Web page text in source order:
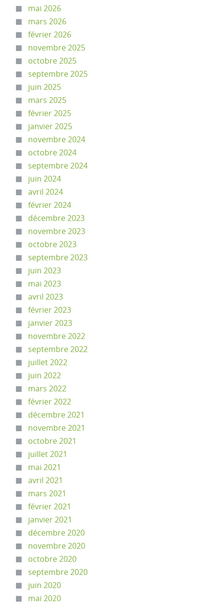
mai 2026
mars 2026
février 2026
novembre 2025
octobre 2025
septembre 2025
juin 2025
mars 2025
février 2025
janvier 2025
novembre 2024
octobre 2024
septembre 2024
juin 2024
avril 2024
février 2024
décembre 2023
novembre 2023
octobre 2023
septembre 2023
juin 2023
mai 2023
avril 2023
février 2023
janvier 2023
novembre 2022
septembre 2022
juillet 2022
juin 2022
mars 2022
février 2022
décembre 2021
novembre 2021
octobre 2021
juillet 2021
mai 2021
avril 2021
mars 2021
février 2021
janvier 2021
décembre 2020
novembre 2020
octobre 2020
septembre 2020
juin 2020
mai 2020